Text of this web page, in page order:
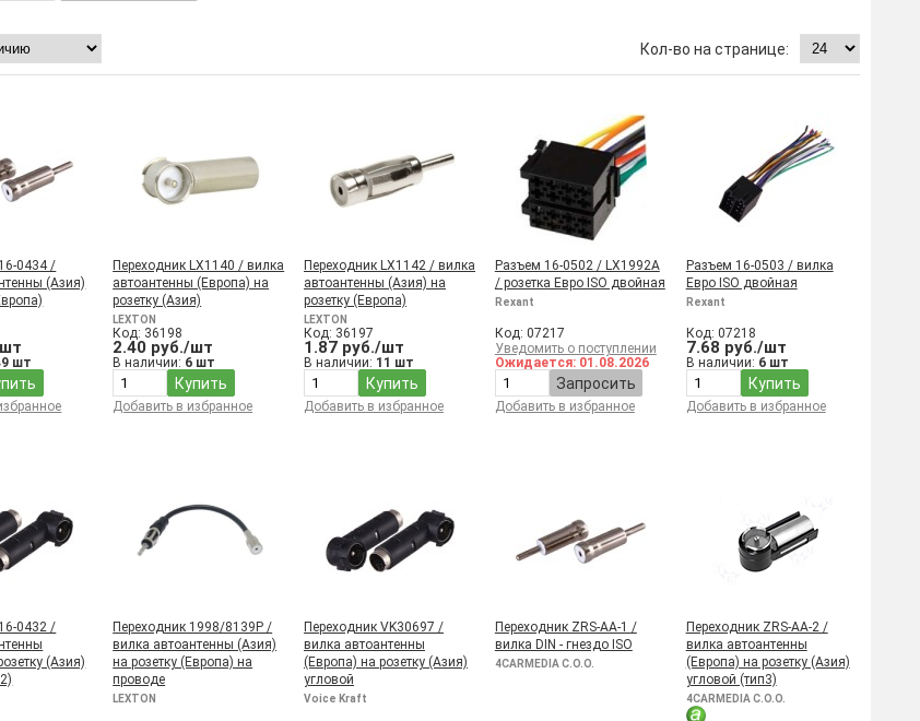
0434 /
(Aзия)
шт
Переходник LX1140 / вилка
автоантенны (Европа) на
розетку (Азия)
LEXTON
Код: 36198
2.40 руб./шт
В наличии: 6 шт
Купить
Добавить в избранное
Переходник LX1142 / вилка
автоантенны (Aзия) на
розетку (Европа)
LEXTON
Код: 36197
1.87 руб./шт
В наличии: 11 шт
Купить
Добавить в избранное
Разъем 16-0502 / LX1992A
/ розетка Евро ISO двойная
Rexant
Код: 07217
Уведомить о поступлении
Ожидается: 01.08.2026
Запросить
Добавить в избранное
Разъем 16-0503 / вилка
Евро ISO двойная
Rexant
Код: 07218
7.68 руб./шт
В наличии: 6 шт
Купить
Добавить в избранное
0432 /
(Aзия)
Переходник 1998/8139Р /
вилка автоантенны (Aзия)
на розетку (Европа) на
проводе
LEXTON
Переходник VK30697 /
вилка автоантенны
(Европа) на розетку (Aзия)
угловой
Voice Kraft
Переходник ZRS-AA-1 /
вилка DIN - гнездо ISO
4CARMEDIA C.O.O.
Переходник ZRS-AA-2 /
вилка автоантенны
(Европа) на розетку (Aзия)
угловой (тип3)
4CARMEDIA C.O.O.